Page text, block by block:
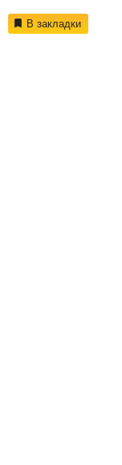
В закладки